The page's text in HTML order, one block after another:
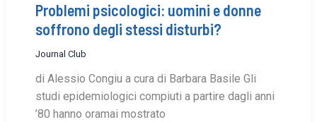
Problemi psicologici: uomini e donne
soffrono degli stessi disturbi?
Journal Club
di Alessio Congiu a cura di Barbara Basile Gli
studi epidemiologici compiuti a partire dagli anni
’80 hanno oramai mostrato